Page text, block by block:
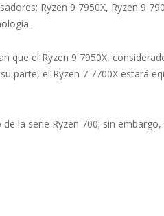
Ryzen 9 7950X, Ryzen 9
que el Ryzen 9 7950X,
parte, el Ryzen 7 7700X estará
la serie Ryzen 700; sin embargo,